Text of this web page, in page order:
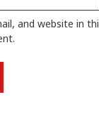
and website in